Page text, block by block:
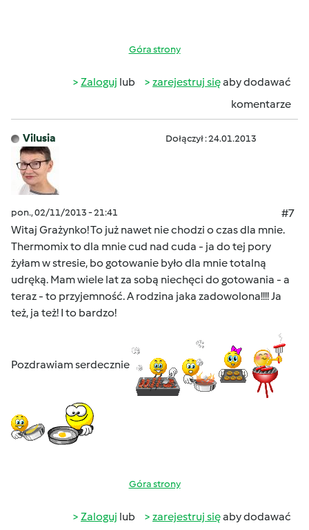
Góra strony
Zaloguj lub zarejestruj sięaby dodawać
komentarze
Vilusia Dołączył : 24.01.2013
pon., 02/11/2013 - 21:41
#7
Witaj Grażynko! To już nawet nie chodzi o czas dla mnie.
Thermomix to dla mnie cud nad cuda - ja do tej pory
żyłam w stresie, bo gotowanie było dla mnie totalną
udręką. Mam wiele lat za sobą niechęci do gotowania - a
teraz - to przyjemność. A rodzina jaka zadowolona!!!! Ja
też, ja też! I to bardzo!
Pozdrawiam serdecznie
Góra strony
Zaloguj lub zarejestruj sięaby dodawać